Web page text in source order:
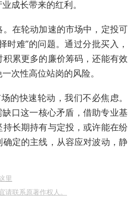
成长带来的红利。
在轮动加速的市场中，定投可
时难”的问题。通过分批买入，
累更多的廉价筹码，还能有效
次性高位站岗的风险。
的快速轮动，我们不必焦虑。
口这一核心矛盾，借助专业基
长期持有与定投，或许能在纷
定的主线，从容应对波动，静
里
请联系原著作权人。